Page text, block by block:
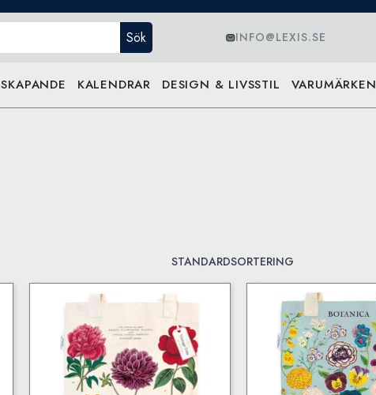
Sök INFO@LEXIS.SE
SKAPANDE KALENDRAR DESIGN & LIVSSTIL VARUMÄRKEN